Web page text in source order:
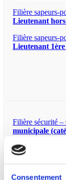
Consentement
Filière sapeurs-
Lieutenant hors
Filière sapeurs-
Lieutenant 1ère
Filière sécurité
municipale
Filière sécurité
municipale
Filière sécurité